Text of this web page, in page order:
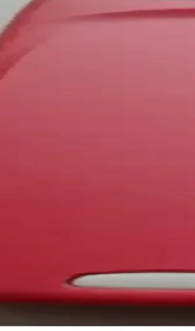
detaylı
Estetiğin Modern
performansı ve
Telefonların
kullanıcı
ve